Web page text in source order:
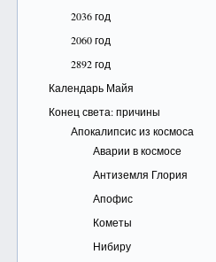
2036 год
2060 год
2892 год
Календарь Майя
Конец света: причины
Апокалипсис из космоса
Аварии в космосе
Антиземля Глория
Апофис
Кометы
Нибиру